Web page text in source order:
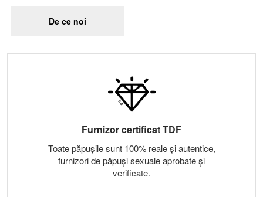
De ce noi
Furnizor certificat TDF
Toate păpușile sunt 100% reale și autentice,
furnizori de păpuși sexuale aprobate și
verificate.